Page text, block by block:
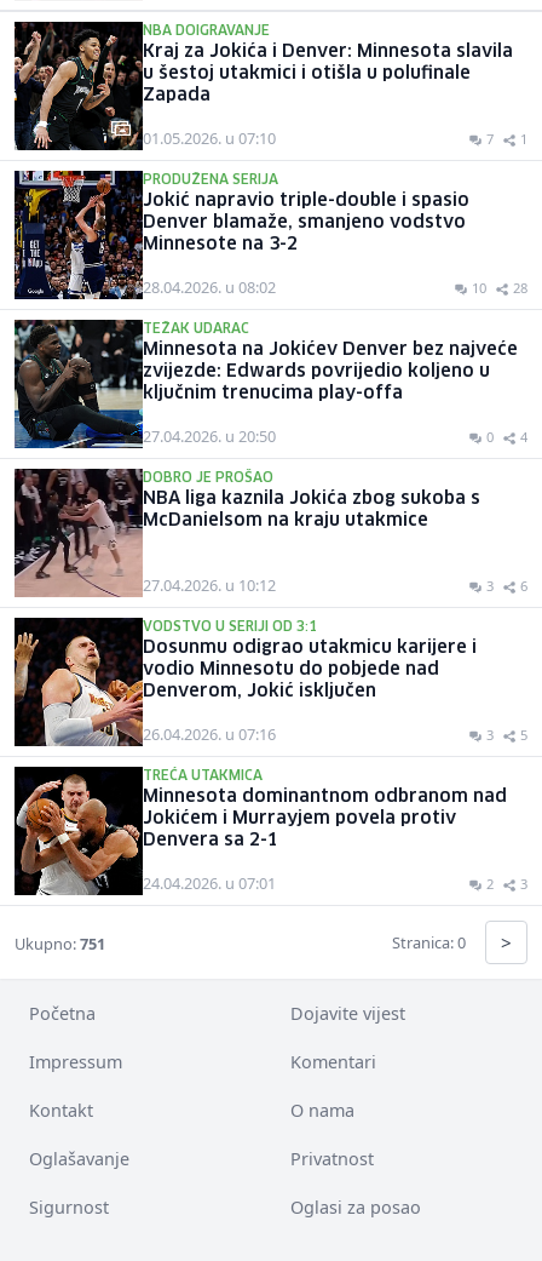
NBA DOIGRAVANJE
Kraj za Jokića i Denver: Minnesota slavila
u šestoj utakmici i otišla u polufinale
Zapada
01.05.2026. u 07:10 7 1
PRODUŽENA SERIJA
Jokić napravio triple-double i spasio
Denver blamaže, smanjeno vodstvo
Minnesote na 3-2
28.04.2026. u 08:02 10 28
TEŽAK UDARAC
Minnesota na Jokićev Denver bez najveće
zvijezde: Edwards povrijedio koljeno u
ključnim trenucima play-offa
27.04.2026. u 20:50 0 4
DOBRO JE PROŠAO
NBA liga kaznila Jokića zbog sukoba s
McDanielsom na kraju utakmice
27.04.2026. u 10:12 3 6
VODSTVO U SERIJI OD 3:1
Dosunmu odigrao utakmicu karijere i
vodio Minnesotu do pobjede nad
Denverom, Jokić isključen
26.04.2026. u 07:16 3 5
TREĆA UTAKMICA
Minnesota dominantnom odbranom nad
Jokićem i Murrayjem povela protiv
Denvera sa 2-1
24.04.2026. u 07:01 2 3
Ukupno:751 Stranica: 0 >
Početna Dojavite vijest
Impressum Komentari
Kontakt O nama
Oglašavanje Privatnost
Sigurnost Oglasi za posao